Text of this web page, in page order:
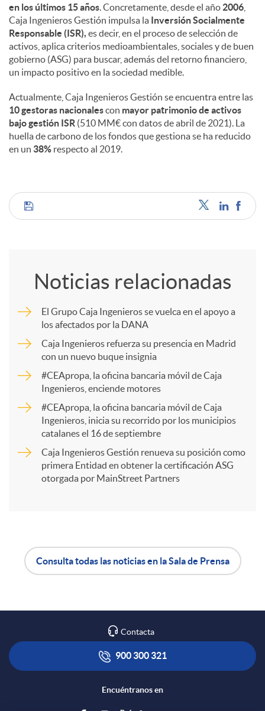
en los últimos 15 años. Concretamente, desde el año 2006
Caja Ingenieros Gestión impulsa la Inversión Socialmente
Responsable (ISR), es decir, en el proceso de selección de
activos, aplica criterios medioambientales, sociales y de buen
gobierno (ASG) para buscar, además del retorno financiero,
un impacto positivo en la sociedad medible.
Actualmente, Caja Ingenieros Gestión se encuentra entre las
10 gestoras nacionalescon mayor patrimonio de activos
bajo gestión ISR (510 MM€ con datos de abril de 2021). La
huella de carbono de los fondos que gestiona se ha reducido
en un 38% respecto al 2019.
C
p
a
r
t
R
e
Noticias relacionadas
El Grupo Caja Ingenieros se vuelca en el apoyo a
los afectados por la DANA
Caja Ingenieros refuerza su presencia en Madrid
con un nuevo buque insignia
#CEApropa, la oficina bancaria móvil de Caja
Ingenieros, enciende motores
#CEApropa, la oficina bancaria móvil de Caja
Ingenieros, inicia su recorrido por los municipios
catalanes el 16 de septiembre
Caja Ingenieros Gestión renueva su posición como
primera Entidad en obtener la certificación ASG
otorgada por MainStreet Partners
A
p
l
o
t
Consulta todas las noticias en la Sala de Prensa
Contacta
900 300 321
Encuéntranos en